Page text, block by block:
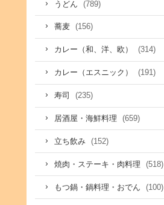
うどん (789)
蕎麦 (156)
カレー（和、洋、欧） (314)
カレー（エスニック） (191)
寿司 (235)
居酒屋・海鮮料理 (659)
立ち飲み (152)
焼肉・ステーキ・肉料理 (518)
もつ鍋・鍋料理・おでん (100)